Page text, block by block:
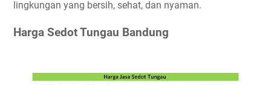
lingkungan yang bersih, sehat, dan nyaman.
Harga Sedot Tungau Bandung